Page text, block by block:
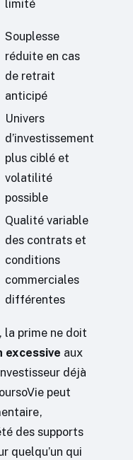
limité
Souplesse
réduite en cas
de retrait
anticipé
Univers
d’investissement
plus ciblé et
volatilité
possible
Qualité variable
des contrats et
conditions
commerciales
différentes
la prime ne doit
excessive aux
déjà
peut
des supports
quelqu’un qui